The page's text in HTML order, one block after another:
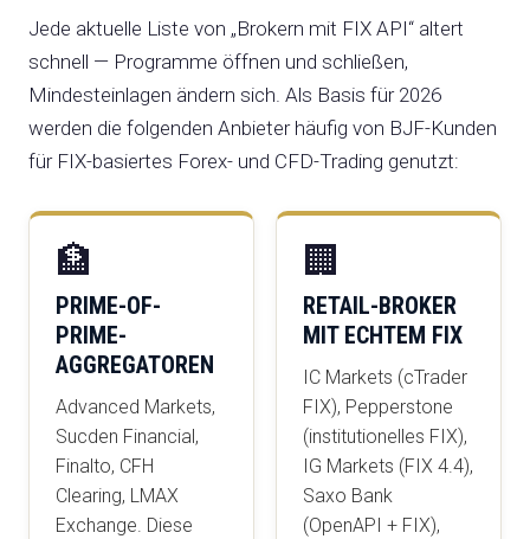
Jede aktuelle Liste von „Brokern mit FIX API“ altert
schnell — Programme öffnen und schließen,
Mindesteinlagen ändern sich. Als Basis für 2026
werden die folgenden Anbieter häufig von BJF-Kunden
für FIX-basiertes Forex- und CFD-Trading genutzt:
🏦
PRIME-OF-
PRIME-
AGGREGATOREN
Advanced Markets,
Sucden Financial,
Finalto, CFH
Clearing, LMAX
Exchange. Diese
🏢
RETAIL-BROKER
MIT ECHTEM FIX
IC Markets (cTrader
FIX), Pepperstone
(institutionelles FIX),
IG Markets (FIX 4.4),
Saxo Bank
(OpenAPI + FIX),